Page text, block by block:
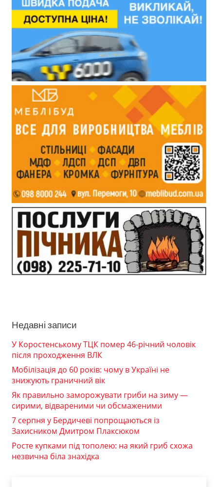
Недавні записи
У Коростенському ТЦК помер 46-річний чоловік
після проходження ВЛК
Мобілізація до 60 років: чому в Україні не
знижують граничний вік
Як правильно заморожувати гриби на зиму —
сирими, відвареними чи обсмаженими
7 серпня у Бердичеві попрощаються із
Захисником Дмитром Плаксюком
Росте купками під тополею: на який гриб схожа
незвична біла знахідка